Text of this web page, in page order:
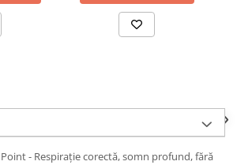
- Respirație corectă, somn profund, fără